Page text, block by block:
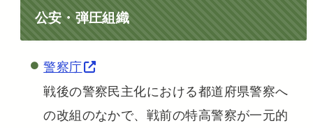
公安・弾圧組織
警察庁
戦後の警察民主化における都道府県警察へ
の改組のなかで、戦前の特高警察が一元的